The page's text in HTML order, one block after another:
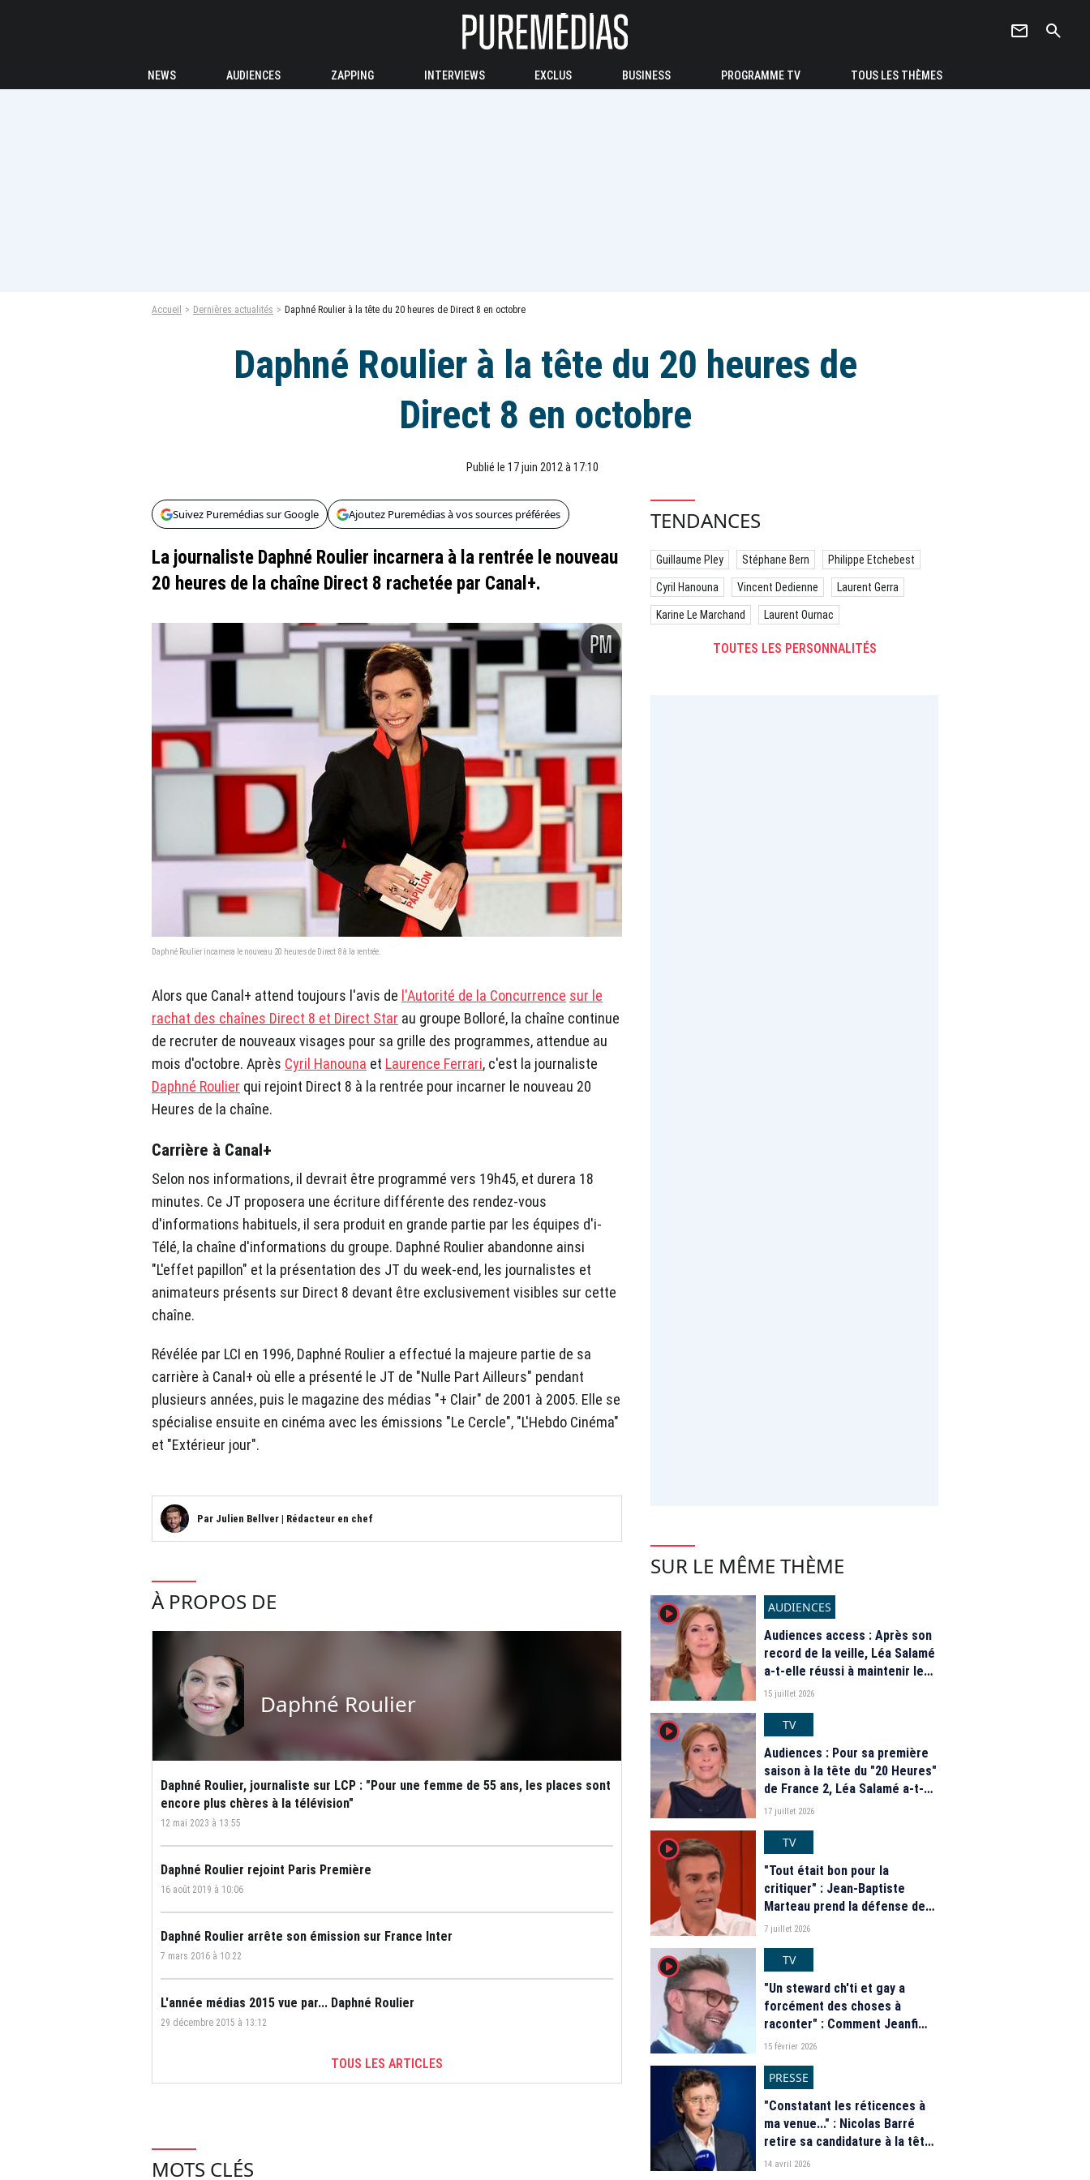
newsletter search
NEWS AUDIENCES ZAPPING INTERVIEWS EXCLUS BUSINESS PROGRAMME TV TOUS LES THÈMES
Accueil Dernières actualités Daphné Roulier à la tête du 20 heures de Direct 8 en octobre
Daphné Roulier à la tête du 20 heures de
Direct 8 en octobre
Publié le 17 juin 2012 à 17:10
Suivez Puremédias sur Google Ajoutez Puremédias à vos sources préférées
La journaliste Daphné Roulier incarnera à la rentrée le nouveau
20 heures de la chaîne Direct 8 rachetée par Canal+.
Daphné Roulier incarnera le nouveau 20 heures de Direct 8 à la rentrée.
Alors que Canal+ attend toujours l'avis de l'Autorité de la Concurrence sur le
rachat des chaînes Direct 8 et Direct Star au groupe Bolloré, la chaîne continue
de recruter de nouveaux visages pour sa grille des programmes, attendue au
mois d'octobre. Après Cyril Hanouna et Laurence Ferrari, c'est la journaliste
Daphné Roulier qui rejoint Direct 8 à la rentrée pour incarner le nouveau 20
Heures de la chaîne.
Carrière à Canal+
Selon nos informations, il devrait être programmé vers 19h45, et durera 18
minutes. Ce JT proposera une écriture différente des rendez-vous
d'informations habituels, il sera produit en grande partie par les équipes d'i-
Télé, la chaîne d'informations du groupe. Daphné Roulier abandonne ainsi
"L'effet papillon" et la présentation des JT du week-end, les journalistes et
animateurs présents sur Direct 8 devant être exclusivement visibles sur cette
chaîne.
Révélée par LCI en 1996, Daphné Roulier a effectué la majeure partie de sa
carrière à Canal+ où elle a présenté le JT de "Nulle Part Ailleurs" pendant
plusieurs années, puis le magazine des médias "+ Clair" de 2001 à 2005. Elle se
spécialise ensuite en cinéma avec les émissions "Le Cercle", "L'Hebdo Cinéma"
et "Extérieur jour".
Par Julien Bellver | Rédacteur en chef
À PROPOS DE
Daphné Roulier
Daphné Roulier, journaliste sur LCP : "Pour une femme de 55 ans, les places sont
encore plus chères à la télévision"
12 mai 2023 à 13:55
Daphné Roulier rejoint Paris Première
16 août 2019 à 10:06
Daphné Roulier arrête son émission sur France Inter
7 mars 2016 à 10:22
L'année médias 2015 vue par... Daphné Roulier
29 décembre 2015 à 13:12
TOUS LES ARTICLES
MOTS CLÉS
TENDANCES
Guillaume Pley Stéphane Bern Philippe Etchebest
Cyril Hanouna Vincent Dedienne Laurent Gerra
Karine Le Marchand Laurent Ournac
TOUTES LES PERSONNALITÉS
SUR LE MÊME THÈME
player2
AUDIENCES
Audiences access : Après son
record de la veille, Léa Salamé
a-t-elle réussi à maintenir le
"20 Heures" de France 2 à un
15 juillet 2026
player2
TV
Audiences : Pour sa première
saison à la tête du "20 Heures"
de France 2, Léa Salamé a-t-
elle fait mieux qu'Anne-Sophie
17 juillet 2026
player2
TV
"Tout était bon pour la
critiquer" : Jean-Baptiste
Marteau prend la défense de
Léa Salamé et assure qu'elle
de France 2 la saison
7 juillet 2026
player2
TV
"Un steward ch'ti et gay a
forcément des choses à
raconter" : Comment Jeanfi
Janssens a intégré "Les
15 février 2026
PRESSE
"Constatant les réticences à
ma venue..." : Nicolas Barré
retire sa candidature à la tête
de "Libération" face à
14 avril 2026